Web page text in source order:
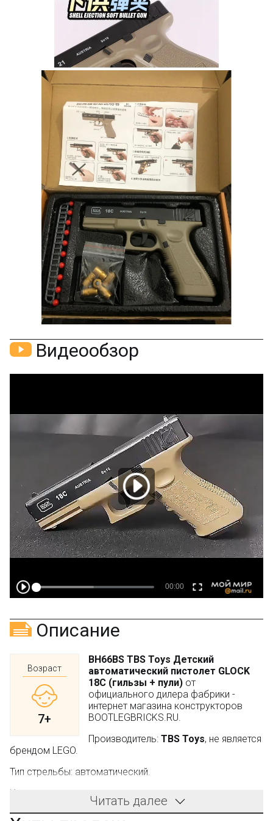
Видеообзор
Описание
Возраст
7+
BH66BS TBS Toys Детский
автоматический пистолет GLOCK
18C (гильзы + пули) от
официального дилера фабрики -
интернет магазина конструкторов
BOOTLEGBRICKS.RU.
Производитель: TBS Toys, не является
брендом LEGO.
Тип стрельбы: автоматический.
Комплектация:
1 автоматический игрушечный пистолет;
Читать далее